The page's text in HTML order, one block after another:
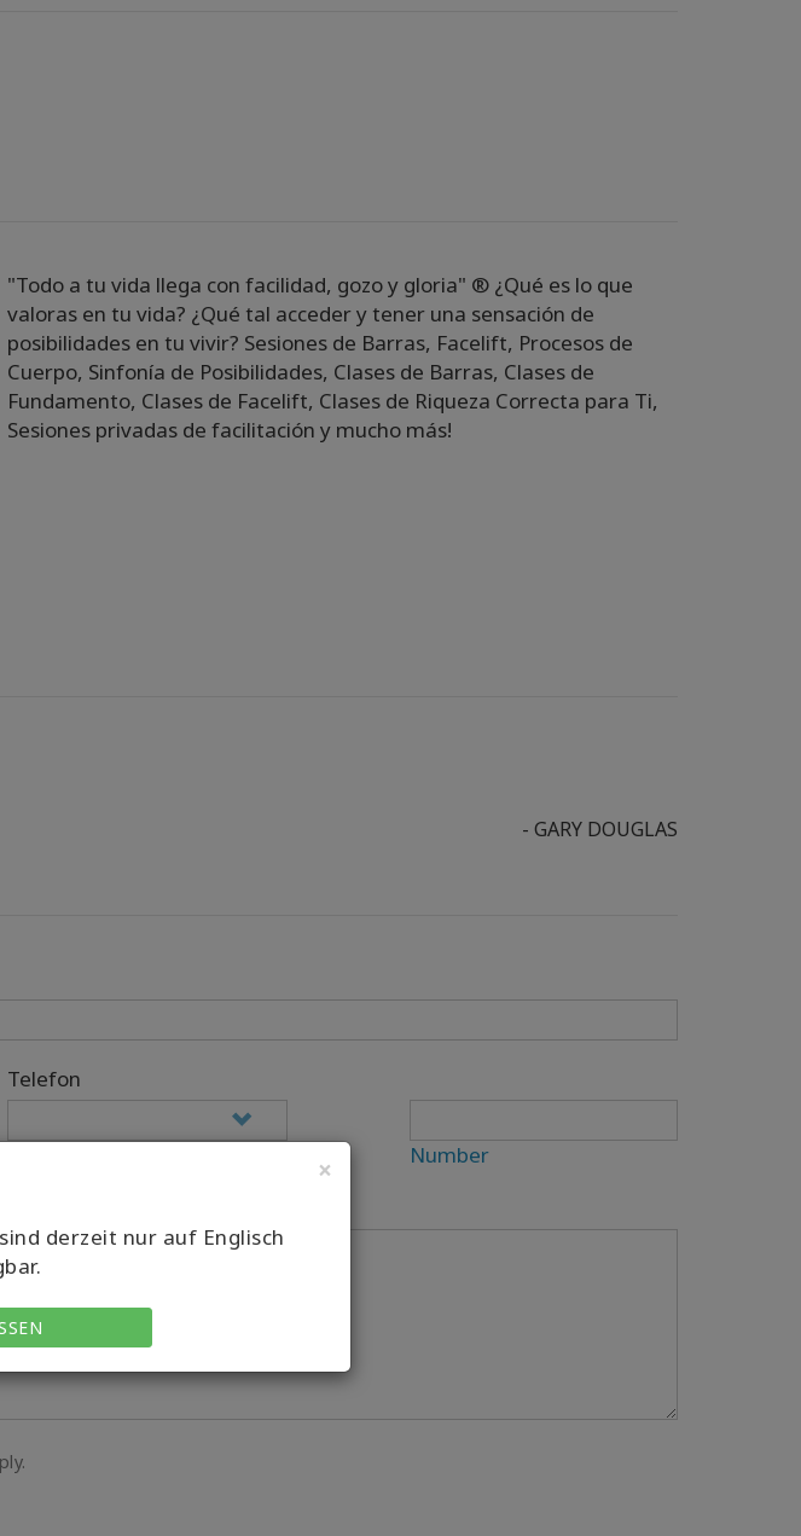
×
derzeit nur auf Englisch
"Todo a tu vida llega con facilidad, gozo y gloria" ®️ ¿Qué es lo que
valoras en tu vida? ¿Qué tal acceder y tener una sensación de
posibilidades en tu vivir? Sesiones de Barras, Facelift, Procesos de
Cuerpo, Sinfonía de Posibilidades, Clases de Barras, Clases de
Fundamento, Clases de Facelift, Clases de Riqueza Correcta para Ti,
Sesiones privadas de facilitación y mucho más!
- GARY DOUGLAS
Telefon
Number